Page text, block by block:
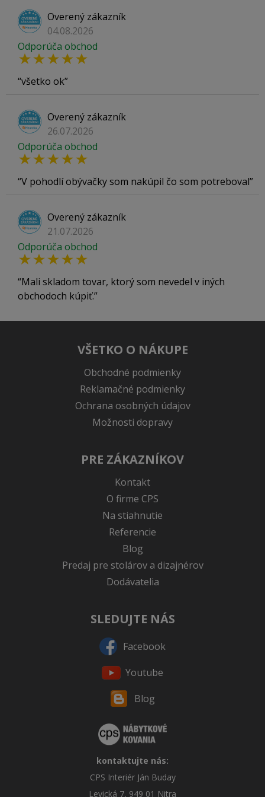
Overený zákazník
04.08.2026
Odporúča obchod
všetko ok
Overený zákazník
26.07.2026
Odporúča obchod
V pohodlí obývačky som nakúpil čo som potreboval
Overený zákazník
21.07.2026
Odporúča obchod
Mali skladom tovar, ktorý som nevedel v iných
obchodoch kúpiť.
VŠETKO O NÁKUPE
Obchodné podmienky
Reklamačné podmienky
Ochrana osobných údajov
Možnosti dopravy
PRE ZÁKAZNÍKOV
Kontakt
O firme CPS
Na stiahnutie
Referencie
Blog
Predaj pre stolárov a dizajnérov
Dodávatelia
SLEDUJTE NÁS
Facebook
Youtube
Blog
kontaktujte nás:
CPS Interiér Ján Buday
Levická 7, 949 01 Nitra